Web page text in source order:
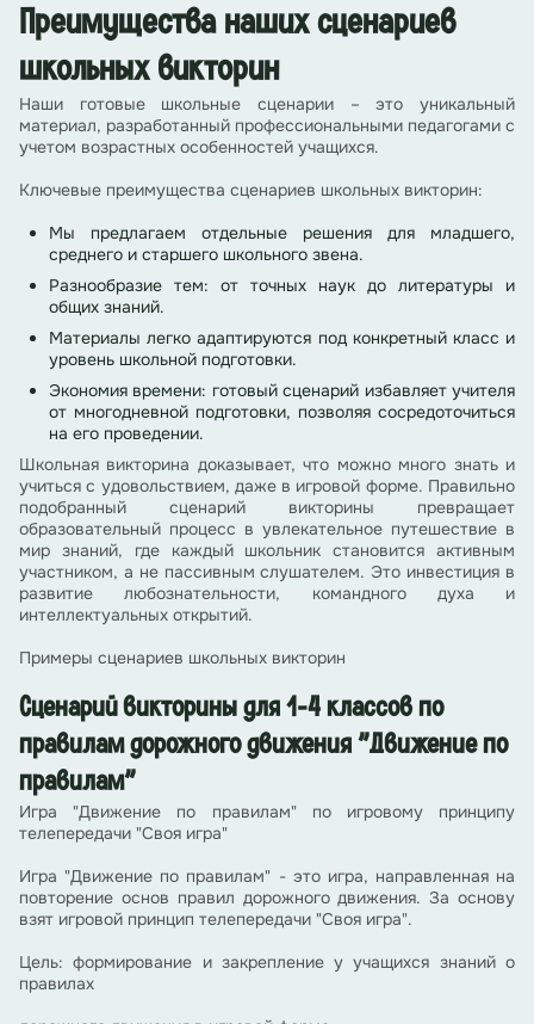
Преимущества наших сценариев
школьных викторин
Наши готовые школьные сценарии – это уникальный
материал, разработанный профессиональными педагогами с
учетом возрастных особенностей учащихся.
Ключевые преимущества сценариев школьных викторин:
Мы предлагаем отдельные решения для младшего,
среднего и старшего школьного звена.
Разнообразие тем: от точных наук до литературы и
общих знаний.
Материалы легко адаптируются под конкретный класс и
уровень школьной подготовки.
Экономия времени: готовый сценарий избавляет учителя
от многодневной подготовки, позволяя сосредоточиться
на его проведении.
Школьная викторина доказывает, что можно много знать и
учиться с удовольствием, даже в игровой форме. Правильно
подобранный сценарий викторины превращает
образовательный процесс в увлекательное путешествие в
мир знаний, где каждый школьник становится активным
участником, а не пассивным слушателем. Это инвестиция в
развитие любознательности, командного духа и
интеллектуальных открытий.
Примеры сценариев школьных викторин
Сценарий викторины для 1-4 классов по
правилам дорожного движения "Движение по
правилам"
Игра "Движение по правилам" по игровому принципу
телепередачи "Своя игра"
Игра "Движение по правилам" - это игра, направленная на
повторение основ правил дорожного движения. За основу
взят игровой принцип телепередачи "Своя игра".
Цель: формирование и закрепление у учащихся знаний о
правилах